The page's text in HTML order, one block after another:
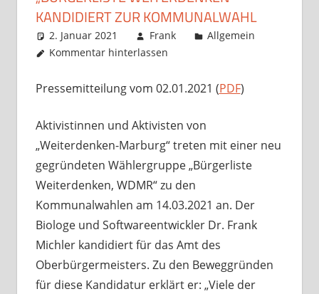
KANDIDIERT ZUR KOMMUNALWAHL
2. Januar 2021 Frank
Allgemein
Kommentar hinterlassen
Pressemitteilung vom 02.01.2021 (PDF)
Aktivistinnen und Aktivisten von
„Weiterdenken-Marburg“ treten mit einer neu
gegründeten Wählergruppe „Bürgerliste
Weiterdenken, WDMR“ zu den
Kommunalwahlen am 14.03.2021 an. Der
Biologe und Softwareentwickler Dr. Frank
Michler kandidiert für das Amt des
Oberbürgermeisters. Zu den Beweggründen
für diese Kandidatur erklärt er: „Viele der